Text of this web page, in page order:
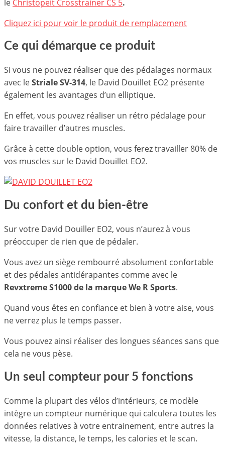
le Christopeit Crosstrainer CS 5.
Cliquez ici pour voir le produit de remplacement
Ce qui démarque ce produit
Si vous ne pouvez réaliser que des pédalages normaux
avec leStriale SV-314, le David Douillet EO2 présente
également les avantages d’un elliptique.
En effet, vous pouvez réaliser un rétro pédalage pour
faire travailler d’autres muscles.
Grâce à cette double option, vous ferez travailler 80% de
vos muscles sur le David Douillet EO2.
Du confort et du bien-être
Sur votre David Douiller EO2, vous n’aurez à vous
préoccuper de rien que de pédaler.
Vous avez un siège rembourré absolument confortable
et des pédales antidérapantes comme avec le
Revxtreme S1000 de la marque We R Sports.
Quand vous êtes en confiance et bien à votre aise, vous
ne verrez plus le temps passer.
Vous pouvez ainsi réaliser des longues séances sans que
cela ne vous pèse.
Un seul compteur pour 5 fonctions
Comme la plupart des vélos d’intérieurs, ce modèle
intègre un compteur numérique qui calculera toutes les
données relatives à votre entrainement, entre autres la
vitesse, la distance, le temps, les calories et le scan.